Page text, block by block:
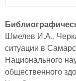
Шмелев И.А.,
ситуации в
Национального
общественного